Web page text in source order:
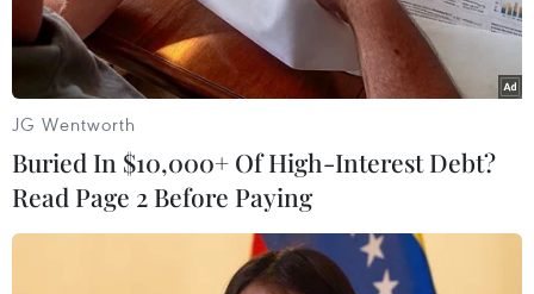
JG Wentworth
Buried In $10,000+ Of High-Interest Debt?
Read Page 2 Before Paying